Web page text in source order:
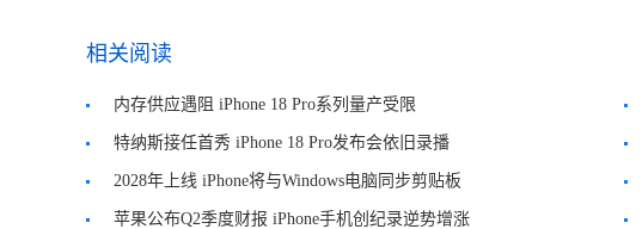
相关阅读
内存供应遇阻 iPhone 18 Pro系列量产受限
特纳斯接任首秀 iPhone 18 Pro发布会依旧录播
2028年上线 iPhone将与Windows电脑同步剪贴板
苹果公布Q2季度财报 iPhone手机创纪录逆势增涨